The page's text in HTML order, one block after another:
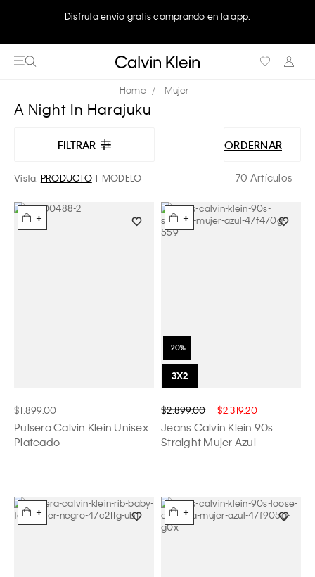
Disfruta envío gratis comprando en la app.
Mujer
A Night In Harajuku
FILTRAR ORDERNAR
Vista: PRODUCTO MODELO 70 Artículos
+
$1,899.00
Pulsera Calvin Klein Unisex
Plateado
+
$2,899.00 $2,319.20
Jeans Calvin Klein 90s
Straight Mujer Azul
+ +